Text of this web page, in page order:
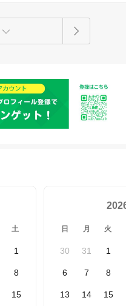
土
1
8
15
日 月 火
30 31 1
6 7 8
13 14 15